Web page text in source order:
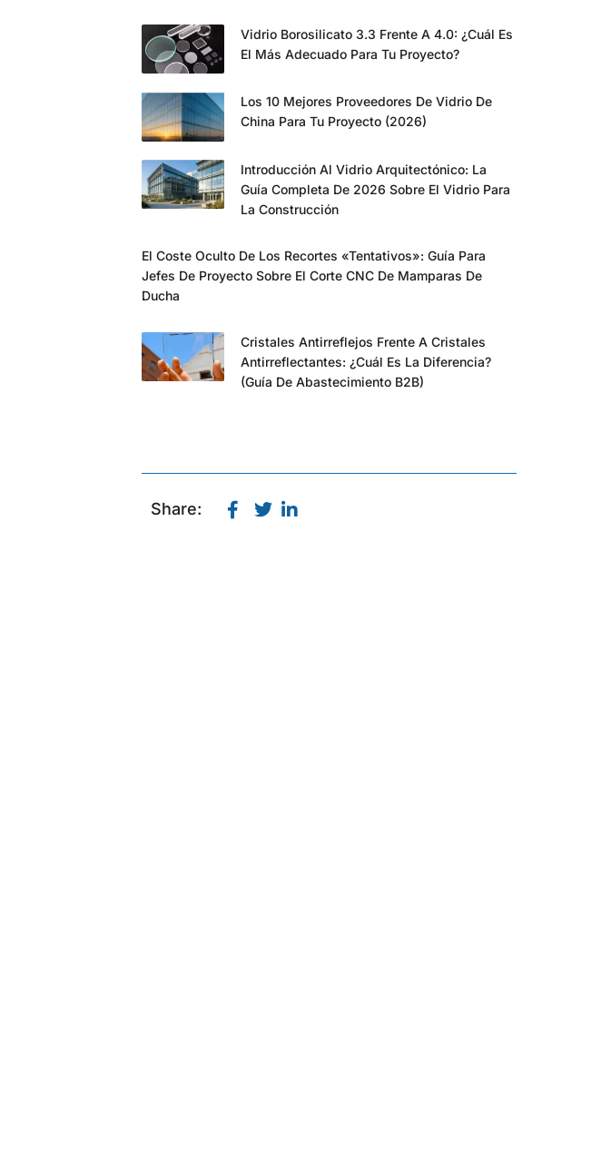
Vidrio Borosilicato 3.3 Frente A 4.0: ¿cuál Es
El Más Adecuado Para Tu Proyecto?
Los 10 Mejores Proveedores De Vidrio De
China Para Tu Proyecto (2026)
Introducción Al Vidrio Arquitectónico: La
Guía Completa De 2026 Sobre El Vidrio Para
La Construcción
El Coste Oculto De Los Recortes «tentativos»: Guía Para
Jefes De Proyecto Sobre El Corte CNC De Mamparas De
Ducha
Cristales Antirreflejos Frente A Cristales
Antirreflectantes: ¿cuál Es La Diferencia?
(Guía De Abastecimiento B2B)
Share: